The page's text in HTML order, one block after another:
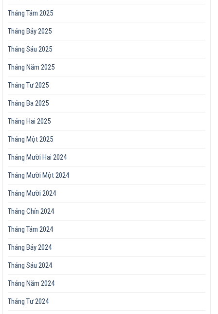
Tháng Tám 2025
Tháng Bảy 2025
Tháng Sáu 2025
Tháng Năm 2025
Tháng Tư 2025
Tháng Ba 2025
Tháng Hai 2025
Tháng Một 2025
Tháng Mười Hai 2024
Tháng Mười Một 2024
Tháng Mười 2024
Tháng Chín 2024
Tháng Tám 2024
Tháng Bảy 2024
Tháng Sáu 2024
Tháng Năm 2024
Tháng Tư 2024